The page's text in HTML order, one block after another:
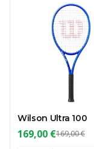
Wilson Ultra 100
169,00 €169,00 €